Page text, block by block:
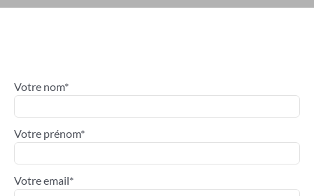
Votre nom*
Votre prénom*
Votre email*